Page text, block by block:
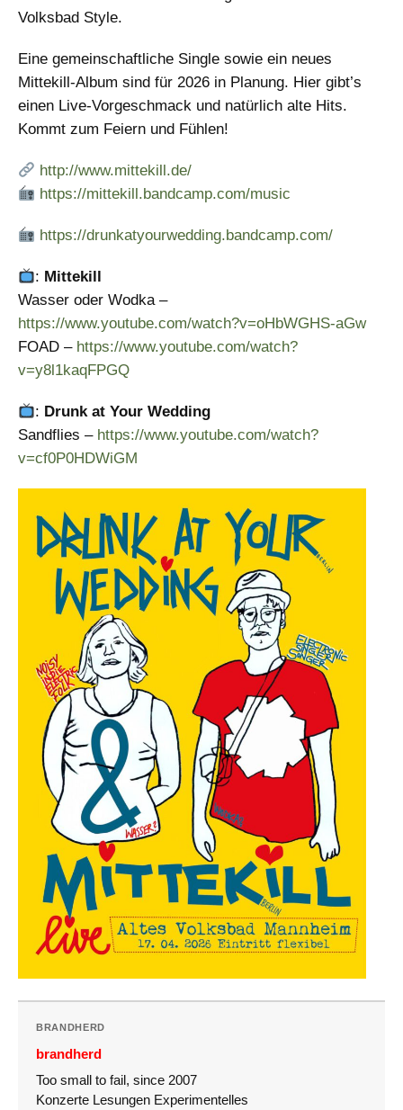
Volksbad Style.
Eine gemeinschaftliche Single sowie ein neues
Mittekill-Album sind für 2026 in Planung. Hier gibt’s
einen Live-Vorgeschmack und natürlich alte Hits.
Kommt zum Feiern und Fühlen!
http://www.mittekill.de/
https://mittekill.bandcamp.com/music
https://drunkatyourwedding.bandcamp.com/
: Mittekill
Wasser oder Wodka –
https://www.youtube.com/watch?v=oHbWGHS-aGw
FOAD – https://www.youtube.com/watch?
v=y8l1kaqFPGQ
: Drunk at Your Wedding
Sandflies – https://www.youtube.com/watch?
v=cf0P0HDWiGM
BRANDHERD
brandherd
Too small to fail, since 2007
Konzerte Lesungen Experimentelles